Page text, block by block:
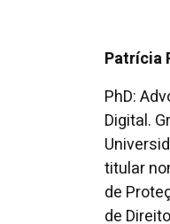
Patrícia
PhD:
Digital.
titular
de
de